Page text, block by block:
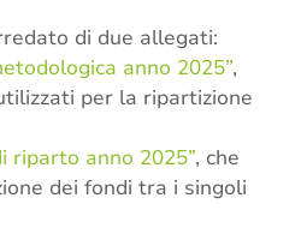
di due allegati:
anno 2025”,
per la ripartizione
riparto anno 2025”, che
dei fondi tra i singoli